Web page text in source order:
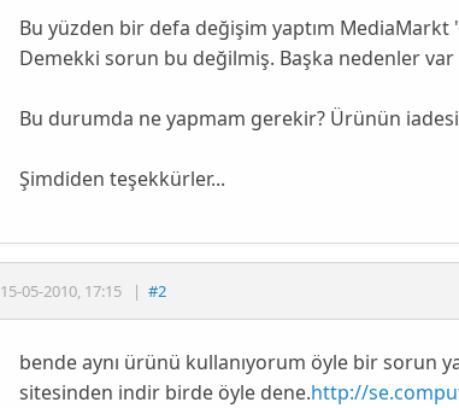
Bu yüzden bir defa değişim yaptım
Demekki sorun bu değilmiş. Başka nedenler var
Bu durumda ne yapmam gerekir? Ürünün
Şimdiden teşekkürler...
15-05-2010, 17:15 | #2
bende aynı ürünü kullanıyorum öyle bir sorun
sitesinden indir birde öyle dene.http://